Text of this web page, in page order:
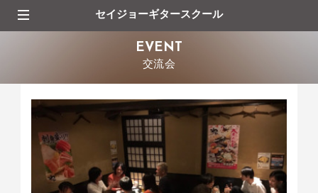
セイジョーギタースクール
EVENT
交流会